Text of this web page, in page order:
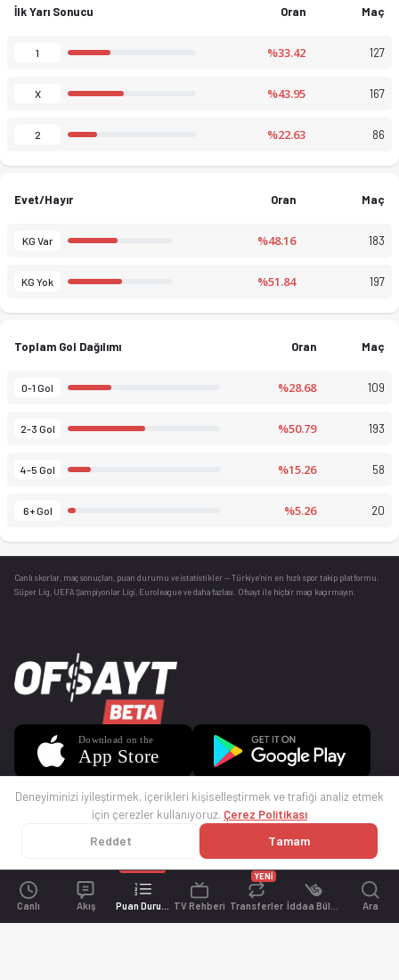
Canlı Akış TV Rehberi Transferler
YENİ
Ara
İlk Yarı Sonucu Oran Maç
1 %33.42 127
X %43.95 167
2 %22.63 86
Evet/Hayır Oran Maç
KG Var %48.16 183
KG Yok %51.84 197
Toplam Gol Dağılımı Oran Maç
0-1 Gol %28.68 109
2-3 Gol %50.79 193
4-5 Gol %15.26 58
6+ Gol %5.26 20
Canlı skorlar , maç sonuçları, puan durumu ve istatistikler — Türkiye’nin en hızlı spor takip platformu.
Süper Lig, UEFA Şampiyonlar Ligi, Euroleague ve daha fazlası. Ofsayt ile hiçbir maçı kaçırmayın.
© 2025 Ofsayt
Deneyiminizi iyileştirmek, içerikleri kişiselleştirmek ve trafiği analiz etmek
için çerezler kullanıyoruz. Çerez Politikası
Reddet Tamam